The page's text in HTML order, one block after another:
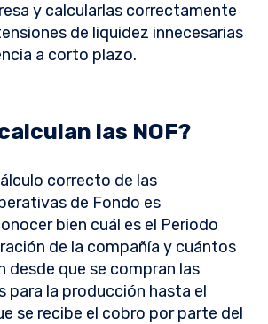
y calcularlas correctamente
de liquidez innecesarias
a corto plazo.
las NOF?
correcto de las
de Fondo es
bien cuál es el Periodo
de la compañía y cuántos
desde que se compran las
para la producción hasta el
se recibe el cobro por parte del